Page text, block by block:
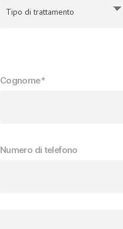
Cognome*
Numero di telefono